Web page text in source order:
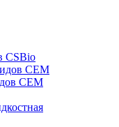
CSBio
CEM
CEM